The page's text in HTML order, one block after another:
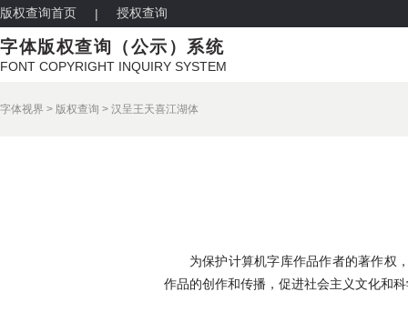
版权查询首页 | 授权查询
字体版权查询（公示）系统
FONT COPYRIGHT INQUIRY SYSTEM
字体视界 > 版权查询 > 汉呈王天喜江湖体
为保护计算机字库作品作者的著作权
作品的创作和传播，促进社会主义文化和